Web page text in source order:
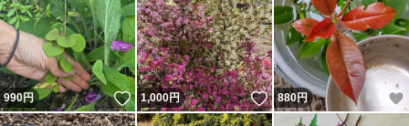
990円 いいね！
1,000円 いいね！
880円